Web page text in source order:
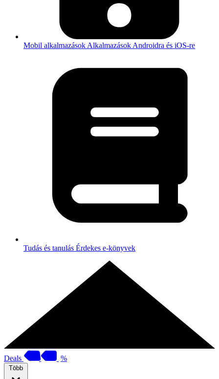
Mobil alkalmazások Alkalmazások Androidra és iOS-re
Tudás és tanulás Érdekes e-könyvek
Deals %
Több